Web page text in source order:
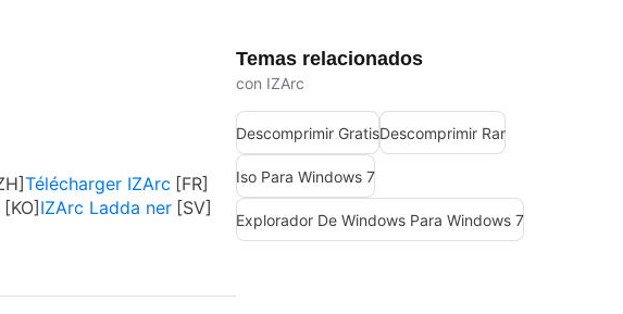
Télécharger IZArc
IZArc Ladda ner
Temas relacionados
con IZArc
Descomprimir GratisDescomprimir Rar
Iso Para Windows 7
Explorador De Windows Para Windows 7